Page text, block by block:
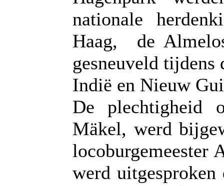
nationale
Haag, de
gesneuveld
Indië en Nieuw
De plechtigheid
Mäkel, werd
locoburgemeester
werd